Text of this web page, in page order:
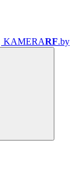
KAMERARF.by